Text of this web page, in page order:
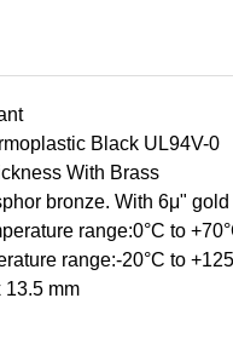
Black UL94V-0
With Brass
bronze. With 6μ"
range:0°C to
range:-20°C to
13.5 mm